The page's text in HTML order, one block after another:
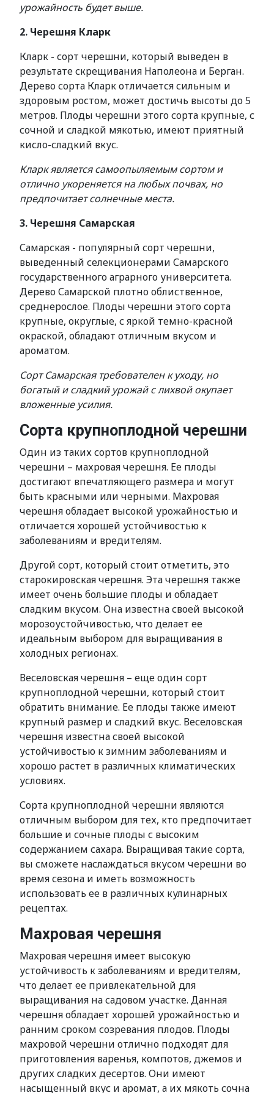
урожайность будет выше.
2. Черешня Кларк
Кларк - сорт черешни, который выведен в
результате скрещивания Наполеона и Берган.
Дерево сорта Кларк отличается сильным и
здоровым ростом, может достичь высоты до 5
метров. Плоды черешни этого сорта крупные, с
сочной и сладкой мякотью, имеют приятный
кисло-сладкий вкус.
Кларк является самоопыляемым сортом и
отлично укореняется на любых почвах, но
предпочитает солнечные места.
3. Черешня Самарская
Самарская - популярный сорт черешни,
выведенный селекционерами Самарского
государственного аграрного университета.
Дерево Самарской плотно облиственное,
среднерослое. Плоды черешни этого сорта
крупные, округлые, с яркой темно-красной
окраской, обладают отличным вкусом и
ароматом.
Сорт Самарская требователен к уходу, но
богатый и сладкий урожай с лихвой окупает
вложенные усилия.
Сорта крупноплодной черешни
Один из таких сортов крупноплодной
черешни – махровая черешня. Ее плоды
достигают впечатляющего размера и могут
быть красными или черными. Махровая
черешня обладает высокой урожайностью и
отличается хорошей устойчивостью к
заболеваниям и вредителям.
Другой сорт, который стоит отметить, это
старокировская черешня. Эта черешня также
имеет очень большие плоды и обладает
сладким вкусом. Она известна своей высокой
морозоустойчивостью, что делает ее
идеальным выбором для выращивания в
холодных регионах.
Веселовская черешня – еще один сорт
крупноплодной черешни, который стоит
обратить внимание. Ее плоды также имеют
крупный размер и сладкий вкус. Веселовская
черешня известна своей высокой
устойчивостью к зимним заболеваниям и
хорошо растет в различных климатических
условиях.
Сорта крупноплодной черешни являются
отличным выбором для тех, кто предпочитает
большие и сочные плоды с высоким
содержанием сахара. Выращивая такие сорта,
вы сможете наслаждаться вкусом черешни во
время сезона и иметь возможность
использовать ее в различных кулинарных
рецептах.
Махровая черешня
Махровая черешня имеет высокую
устойчивость к заболеваниям и вредителям,
что делает ее привлекательной для
выращивания на садовом участке. Данная
черешня обладает хорошей урожайностью и
ранним сроком созревания плодов. Плоды
махровой черешни отлично подходят для
приготовления варенья, компотов, джемов и
других сладких десертов. Они имеют
насыщенный вкус и аромат, а их мякоть сочна